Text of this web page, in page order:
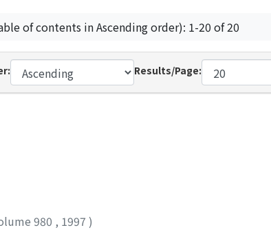
of contents in Ascending order): 1-20 of 20
Results/Page:
980 , 1997 )